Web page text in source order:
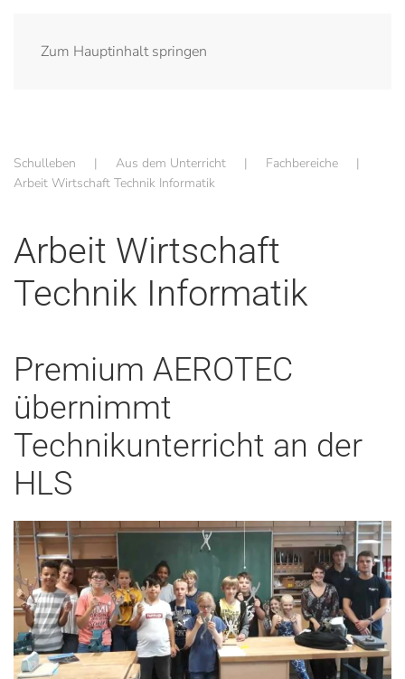
Zum Hauptinhalt springen
Schulleben Aus dem Unterricht
Fachbereiche
Arbeit Wirtschaft Technik Informatik
Arbeit Wirtschaft
Technik Informatik
Premium AEROTEC
übernimmt
Technikunterricht an der
HLS